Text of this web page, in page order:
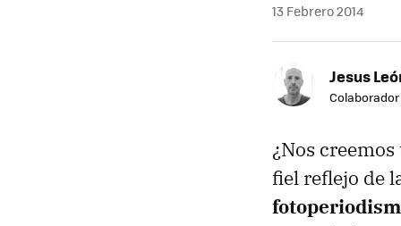
13 Febrero 2014
Jesus
Colaborador
¿Nos
fiel reflejo de